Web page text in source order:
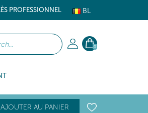
BL
PROFESSIONNEL
0
AJOUTER AU PANIER